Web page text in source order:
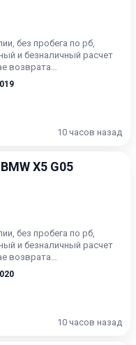
без пробега по рб,
и безналичный расчет
возврата
затраты кли...
10 часов назад
X5 G05
без пробега по рб,
и безналичный расчет
возврата
затраты кли...
10 часов назад